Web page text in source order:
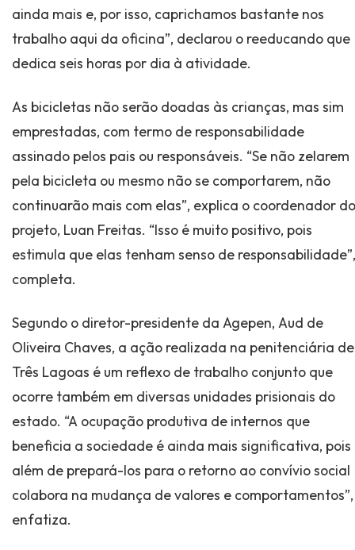
ainda mais e, por isso, caprichamos bastante nos
trabalho aqui da oficina”, declarou o reeducando que
dedica seis horas por dia à atividade.
As bicicletas não serão doadas às crianças, mas sim
emprestadas, com termo de responsabilidade
assinado pelos pais ou responsáveis. “Se não zelarem
pela bicicleta ou mesmo não se comportarem, não
continuarão mais com elas”, explica o coordenador do
projeto, Luan Freitas. “Isso é muito positivo, pois
estimula que elas tenham senso de responsabilidade”,
completa.
Segundo o diretor-presidente da Agepen, Aud de
Oliveira Chaves, a ação realizada na penitenciária de
Três Lagoas é um reflexo de trabalho conjunto que
ocorre também em diversas unidades prisionais do
estado. “A ocupação produtiva de internos que
beneficia a sociedade é ainda mais significativa, pois
além de prepará-los para o retorno ao convívio social
colabora na mudança de valores e comportamentos”,
enfatiza.